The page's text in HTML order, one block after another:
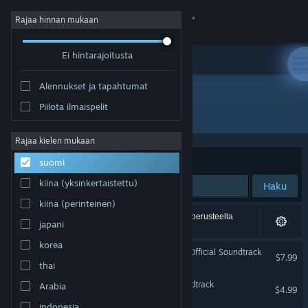
Kirjaudu sisään
Tietoa
Tuki
Vaihda kieli
Hanki Steam-mobiilisovellus
Näytä työpöytäsivusto
Rajaa hinnan mukaan
Ei hintarajoitusta
Alennukset ja tapahtumat
Piilota ilmaispelit
Rajaa kielen mukaan
suomi
kiina (yksinkertaistettu)
kiina (perinteinen)
japani
korea
thai
Arabia
Julkaisija: Hyperstrange
Järjestelyperuste
Haku
6 tulosta vastaa hakuasi. 33 peliä on asetustesi perusteella
jätetty pois.
POSTAL Brain Damaged - Official Soundtrack
$7.99
Blood West - Official Soundtrack
$4.99